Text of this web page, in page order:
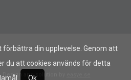
förbättra din upplevelse. Genom att
du att cookies används för detta
Ok
Design and solution by